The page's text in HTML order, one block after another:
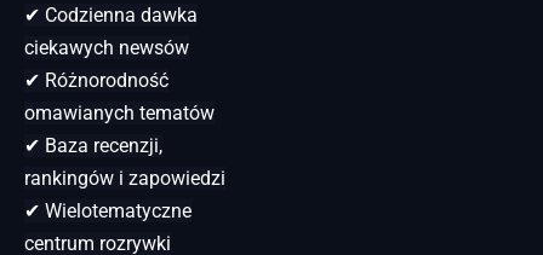
✔ Codzienna dawka
ciekawych newsów
✔ Różnorodność
omawianych tematów
✔ Baza recenzji,
rankingów i zapowiedzi
✔ Wielotematyczne
centrum rozrywki